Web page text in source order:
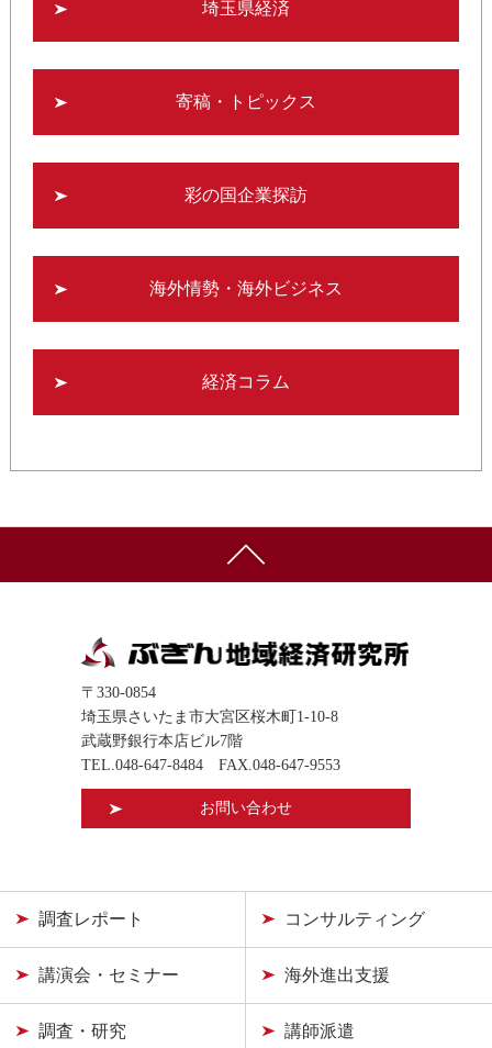
埼玉県経済
寄稿・トピックス
彩の国企業探訪
海外情勢・海外ビジネス
経済コラム
〒330-0854
埼玉県さいたま市大宮区桜木町1-10-8
武蔵野銀行本店ビル7階
TEL.048-647-8484 FAX.048-647-9553
お問い合わせ
調査レポート コンサルティング
講演会・セミナー 海外進出支援
調査・研究 講師派遣